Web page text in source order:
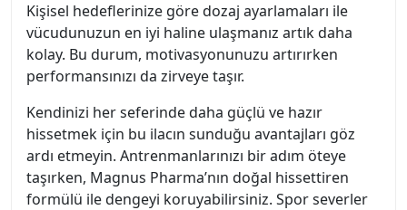
Kişisel hedeflerinize göre dozaj ayarlamaları ile
vücudunuzun en iyi haline ulaşmanız artık daha
kolay. Bu durum, motivasyonunuzu artırırken
performansınızı da zirveye taşır.
Kendinizi her seferinde daha güçlü ve hazır
hissetmek için bu ilacın sunduğu avantajları göz
ardı etmeyin. Antrenmanlarınızı bir adım öteye
taşırken, Magnus Pharma’nın doğal hissettiren
formülü ile dengeyi koruyabilirsiniz. Spor severler